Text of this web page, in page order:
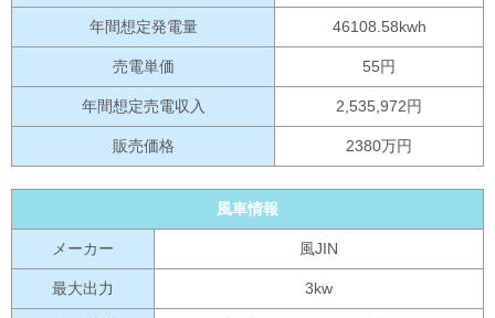
年間想定発電量 46108.58kwh
売電単価 55円
年間想定売電収入 2,535,972円
販売価格 2380万円
風車情報
メーカー 風JIN
最大出力 3kw